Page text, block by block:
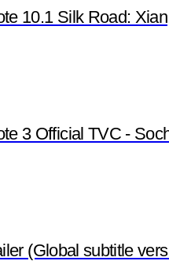
10.1 Silk Road:
3 Official TVC -
(Global subtitle